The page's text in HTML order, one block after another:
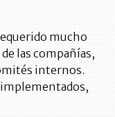
mucho
las compañías,
internos.